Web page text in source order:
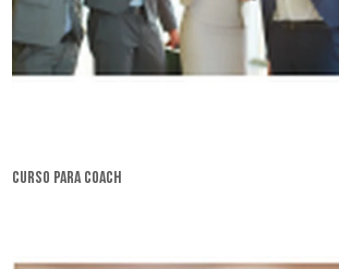
curso para coach